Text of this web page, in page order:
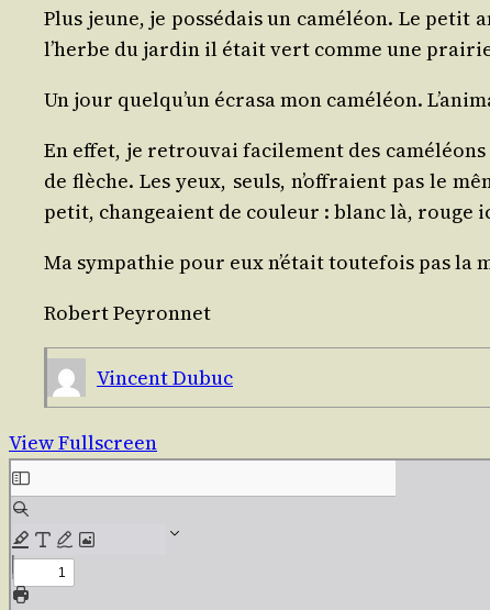
Plus jeune, je pos­sé­dais un camé­léon. Le
l’herbe du jar­din il était vert comme une
Un jour quel­qu’un écra­sa mon camé­léon.
En effet, je retrou­vai faci­le­ment des
de flèche. Les yeux, seuls, n’of­fraient pas le
petit, chan­geaient de cou­leur : blanc là, rouge
Ma sym­pa­thie pour eux n’é­tait tou­te­fois pas la
Robert Pey­ron­net
Vincent Dubuc
View Fullscreen